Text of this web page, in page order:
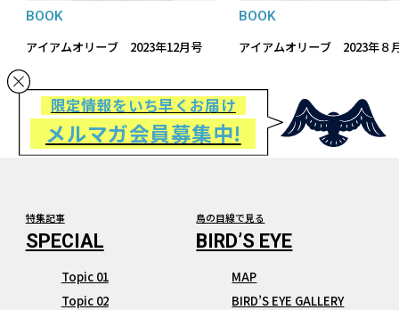
BOOK
アイアムオリーブ 2023年12月号
BOOK
アイアムオリーブ 2023年８
限定情報をいち早くお届け
メルマガ会員募集中!
特集記事
Topic 01
Topic 02
鳥の目線で見る
MAP
BIRD’S EYE GALLERY